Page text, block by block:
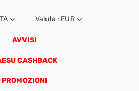
Valuta : EUR
AVVISI
CASHBACK
PROMOZIONI